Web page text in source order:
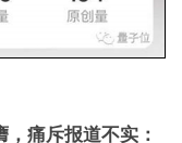
痛斥报道不实：